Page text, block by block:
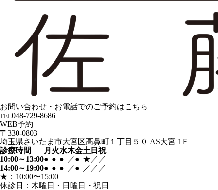
お問い合わせ・お電話でのご予約はこちら
TEL048-729-8686
WEB予約
〒330-0803
埼玉県さいたま市大宮区高鼻町１丁目５０ AS大宮 1Ｆ
診療時間
月 火水木金土 日祝
10:00～13:00● ● ● ／● ★ ／ ／
14:00～19:00● ● ● ／● ／ ／ ／
★：10:00〜15:00
休診日：木曜日・日曜日・祝日